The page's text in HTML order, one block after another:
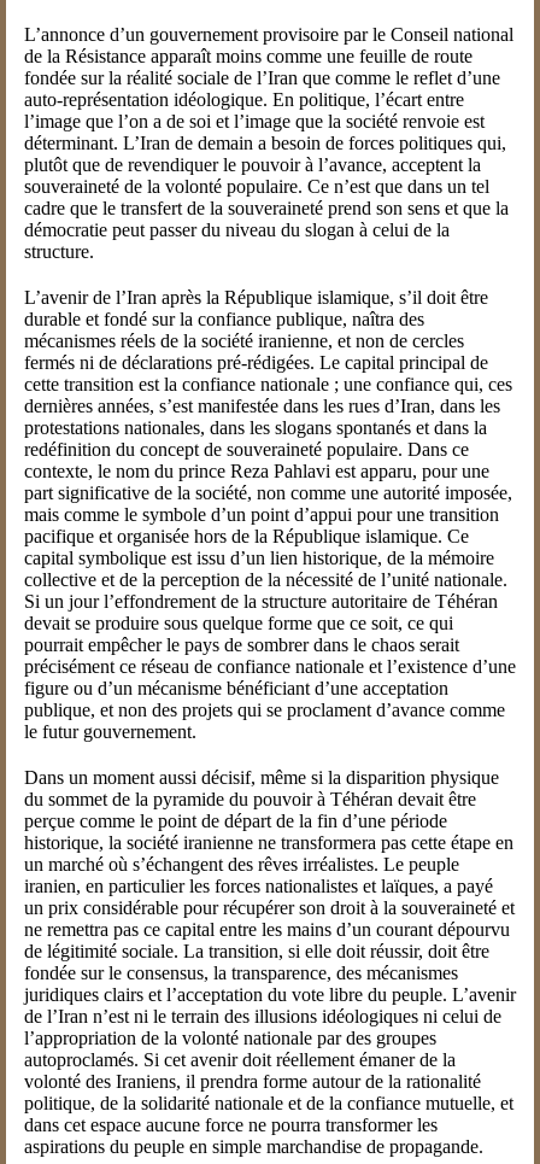
L’annonce d’un gouvernement provisoire par le Conseil national
de la Résistance apparaît moins comme une feuille de route
fondée sur la réalité sociale de l’Iran que comme le reflet d’une
auto-représentation idéologique. En politique, l’écart entre
l’image que l’on a de soi et l’image que la société renvoie est
déterminant. L’Iran de demain a besoin de forces politiques qui,
plutôt que de revendiquer le pouvoir à l’avance, acceptent la
souveraineté de la volonté populaire. Ce n’est que dans un tel
cadre que le transfert de la souveraineté prend son sens et que la
démocratie peut passer du niveau du slogan à celui de la
structure.
L’avenir de l’Iran après la République islamique, s’il doit être
durable et fondé sur la confiance publique, naîtra des
mécanismes réels de la société iranienne, et non de cercles
fermés ni de déclarations pré-rédigées. Le capital principal de
cette transition est la confiance nationale ; une confiance qui, ces
dernières années, s’est manifestée dans les rues d’Iran, dans les
protestations nationales, dans les slogans spontanés et dans la
redéfinition du concept de souveraineté populaire. Dans ce
contexte, le nom du prince Reza Pahlavi est apparu, pour une
part significative de la société, non comme une autorité imposée,
mais comme le symbole d’un point d’appui pour une transition
pacifique et organisée hors de la République islamique. Ce
capital symbolique est issu d’un lien historique, de la mémoire
collective et de la perception de la nécessité de l’unité nationale.
Si un jour l’effondrement de la structure autoritaire de Téhéran
devait se produire sous quelque forme que ce soit, ce qui
pourrait empêcher le pays de sombrer dans le chaos serait
précisément ce réseau de confiance nationale et l’existence d’une
figure ou d’un mécanisme bénéficiant d’une acceptation
publique, et non des projets qui se proclament d’avance comme
le futur gouvernement.
Dans un moment aussi décisif, même si la disparition physique
du sommet de la pyramide du pouvoir à Téhéran devait être
perçue comme le point de départ de la fin d’une période
historique, la société iranienne ne transformera pas cette étape en
un marché où s’échangent des rêves irréalistes. Le peuple
iranien, en particulier les forces nationalistes et laïques, a payé
un prix considérable pour récupérer son droit à la souveraineté et
ne remettra pas ce capital entre les mains d’un courant dépourvu
de légitimité sociale. La transition, si elle doit réussir, doit être
fondée sur le consensus, la transparence, des mécanismes
juridiques clairs et l’acceptation du vote libre du peuple. L’avenir
de l’Iran n’est ni le terrain des illusions idéologiques ni celui de
l’appropriation de la volonté nationale par des groupes
autoproclamés. Si cet avenir doit réellement émaner de la
volonté des Iraniens, il prendra forme autour de la rationalité
politique, de la solidarité nationale et de la confiance mutuelle, et
dans cet espace aucune force ne pourra transformer les
aspirations du peuple en simple marchandise de propagande.